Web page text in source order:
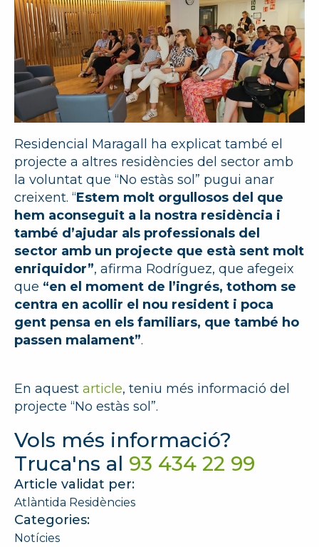
Residencial Maragall ha explicat també el
projecte a altres residències del sector amb
la voluntat que “No estàs sol” pugui anar
creixent. “Estem molt orgullosos del que
hem aconseguit a la nostra residència i
també d’ajudar als professionals del
sector amb un projecte que està sent molt
enriquidor”, afirma Rodríguez, que afegeix
que “en el moment de l’ingrés, tothom se
centra en acollir el nou resident i poca
gent pensa en els familiars, que també ho
passen malament”.
En aquest article, teniu més informació del
projecte “No estàs sol”.
Vols més informació?
Truca'ns al 93 434 22 99
Article validat per:
Atlàntida Residències
Categories:
Notícies